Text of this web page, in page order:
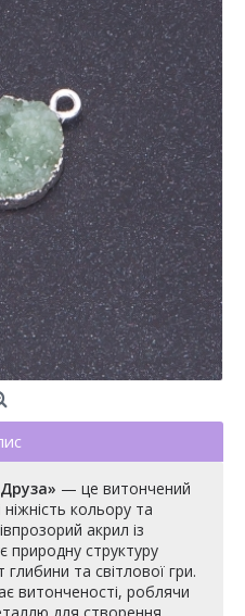
— це витончений
кольору та
акрил із
природну структуру
та світлової гри.
витонченості, роблячи